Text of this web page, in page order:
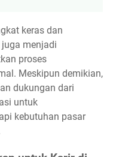
keras dan
menjadi
proses
Meskipun demikian,
dukungan dari
untuk
kebutuhan pasar